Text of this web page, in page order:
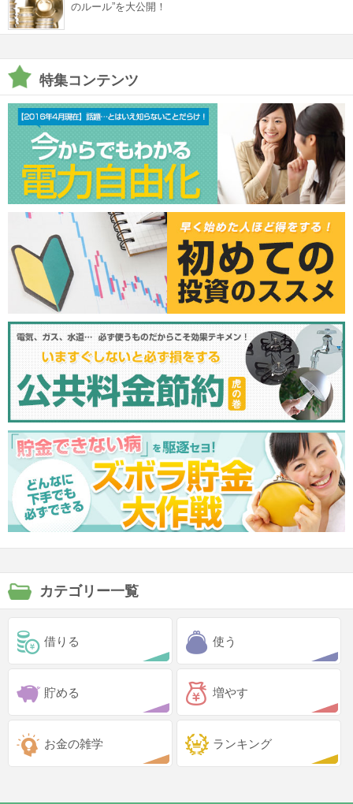
のルール”を大公開！
特集コンテンツ
カテゴリー一覧
借りる 使う
貯める 増やす
お金の雑学 ランキング